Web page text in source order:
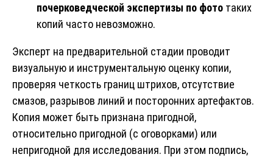
почерковедческой экспертизы по фото таких
копий часто невозможно.
Эксперт на предварительной стадии проводит
визуальную и инструментальную оценку копии,
проверяя четкость границ штрихов, отсутствие
смазов, разрывов линий и посторонних артефактов.
Копия может быть признана пригодной,
относительно пригодной (с оговорками) или
непригодной для исследования. При этом подпись,